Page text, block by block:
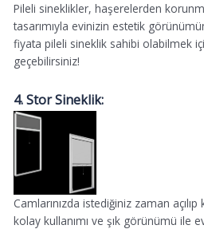
Pileli sineklikler, haşerelerden
tasarımıyla evinizin estetik
fiyata pileli sineklik sahibi olabilmek
geçebilirsiniz!
4. Stor Sineklik:
Camlarınızda istediğiniz zaman
kolay kullanımı ve şık görünümü ile